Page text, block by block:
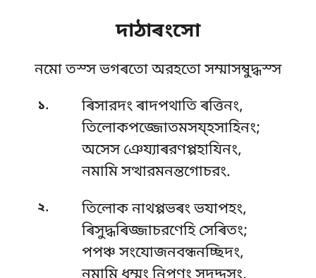
দাঠাৰংসো
নমো তস্স ভগৰতো অরহতো সম্মাসম্বুদ্ধস্স
১.
ৰিসারদং ৰাদপথাতি ৰত্তিনং,
তিলোকপজ্জোতমসয্হসাহিনং;
অসেস ঞেয্যাৰরণপ্পহাযিনং,
নমামি সত্থারমনন্তগোচরং.
২.
তিলোক নাথপ্পভৰং ভযাপহং,
ৰিসুদ্ধৰিজ্জাচরণেহি সেৰিতং;
পপঞ্চ সংযোজনবন্ধনচ্ছিদং,